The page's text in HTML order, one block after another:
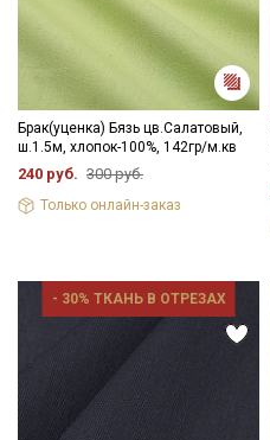
Брак(уценка) Бязь цв.Салатовый,
ш.1.5м, хлопок-100%, 142гр/м.кв
240 руб. 300 руб.
Только онлайн-заказ
- 30% ТКАНЬ В ОТРЕЗАХ